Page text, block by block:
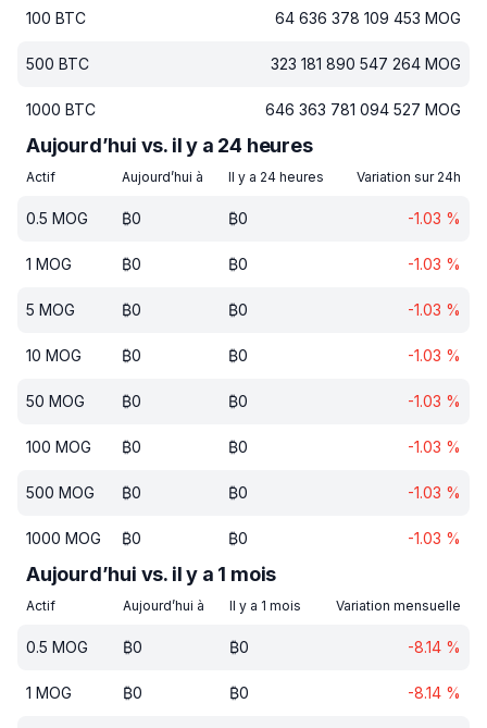
100 BTC 64 636 378 109 453 MOG
500 BTC 323 181 890 547 264 MOG
1000 BTC 646 363 781 094 527 MOG
Aujourd’hui vs. il y a 24 heures
Actif Aujourd’hui à Il y a 24 heures Variation sur 24h
0.5 MOG ₿0 ₿0 -1.03 %
1 MOG ₿0 ₿0 -1.03 %
5 MOG ₿0 ₿0 -1.03 %
10 MOG ₿0 ₿0 -1.03 %
50 MOG ₿0 ₿0 -1.03 %
100 MOG ₿0 ₿0 -1.03 %
500 MOG ₿0 ₿0 -1.03 %
1000 MOG ₿0 ₿0 -1.03 %
Aujourd’hui vs. il y a 1 mois
Actif Aujourd’hui à Il y a 1 mois Variation mensuelle
0.5 MOG ₿0 ₿0 -8.14 %
1 MOG ₿0 ₿0 -8.14 %